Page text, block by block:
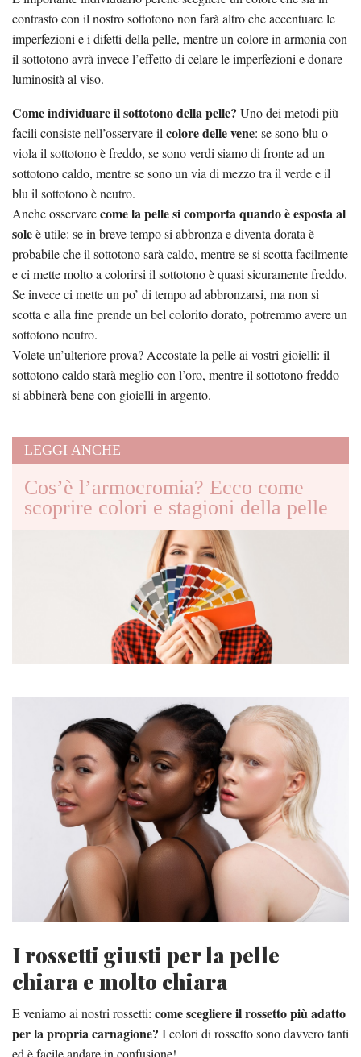
contrasto con il nostro sottotono non farà altro che accentuare le
imperfezioni e i difetti della pelle, mentre un colore in armonia con
il sottotono avrà invece l’effetto di celare le imperfezioni e donare
luminosità al viso.
Come individuare il sottotono della pelle? Uno dei metodi più
facili consiste nell’osservare il colore delle vene: se sono blu o
viola il sottotono è freddo, se sono verdi siamo di fronte ad un
sottotono caldo, mentre se sono un via di mezzo tra il verde e il
blu il sottotono è neutro.
Anche osservarecome la pelle si comporta quando è esposta al
soleè utile: se in breve tempo si abbronza e diventa dorata è
probabile che il sottotono sarà caldo, mentre se si scotta facilmente
e ci mette molto a colorirsi il sottotono è quasi sicuramente freddo.
Se invece ci mette un po’ di tempo ad abbronzarsi, ma non si
scotta e alla fine prende un bel colorito dorato, potremmo avere un
sottotono neutro.
Volete un’ulteriore prova? Accostate la pelle ai vostri gioielli: il
sottotono caldo starà meglio con l’oro, mentre il sottotono freddo
si abbinerà bene con gioielli in argento.
LEGGI ANCHE
Cos’è l’armocromia? Ecco come
scoprire colori e stagioni della pelle
I rossetti giusti per la pelle
chiara e molto chiara
E veniamo ai nostri rossetti: come scegliere il rossetto più adatto
per la propria carnagione? I colori di rossetto sono davvero tanti
ed è facile andare in confusione!